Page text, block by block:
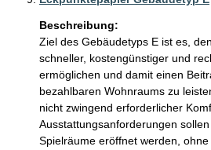
Beschreibung:
Ziel des Gebäudetyps E ist es,
schneller, kostengünstiger und
ermöglichen und damit einen
bezahlbaren Wohnraums zu
nicht zwingend erforderlicher
Ausstattungsanforderungen
Spielräume eröffnet werden,